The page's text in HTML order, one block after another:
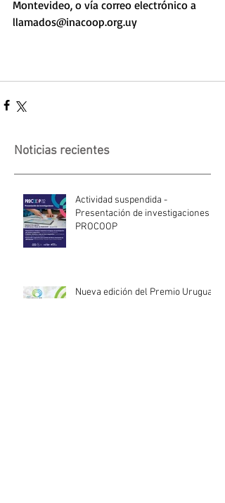
Montevideo, o vía correo electrónico a
llamados@inacoop.org.uy
Noticias recientes
Actividad suspendida -
Presentación de investigaciones -
PROCOOP
Nueva edición del Premio Uruguay